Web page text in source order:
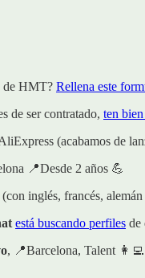
de HMT? Rellena este
de ser contratado, ten
(acabamos de
📍Desde 2 años 💪
(con inglés, francés,
está buscando perfiles de
, 📍Barcelona, Talent 👩‍💻